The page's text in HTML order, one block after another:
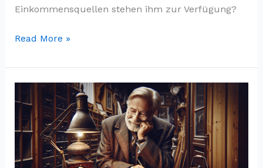
Einkommensquellen stehen ihm zur Verfügung?
The
Vermögen
»
Wie
reich
ist
Wrestling-
Read More »